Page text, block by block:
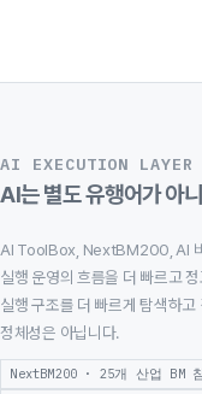
AI EXECUTION LAYER
AI는 별도 유행어가 아
AI ToolBox, NextBM200, AI 비
실행 운영의 흐름을 더 빠르고
실행 구조를 더 빠르게 탐색하
정체성은 아닙니다.
NextBM200 · 25개 산업 BM